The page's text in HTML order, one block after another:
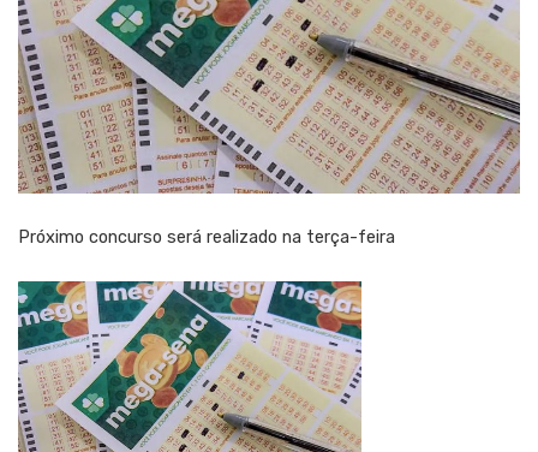
Próximo concurso será realizado na terça-feira